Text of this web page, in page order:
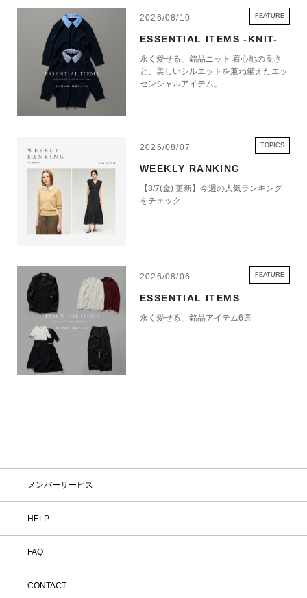
2026/08/10 FEATURE
ESSENTIAL ITEMS -KNIT-
永く愛せる、銘品ニット 着心地の良さ
と、美しいシルエットを兼ね備えたエッ
センシャルアイテム。
2026/08/07 TOPICS
WEEKLY RANKING
【8/7(金) 更新】今週の人気ランキング
をチェック
2026/08/06 FEATURE
ESSENTIAL ITEMS
永く愛せる、銘品アイテム6選
メンバーサービス
HELP
FAQ
CONTACT